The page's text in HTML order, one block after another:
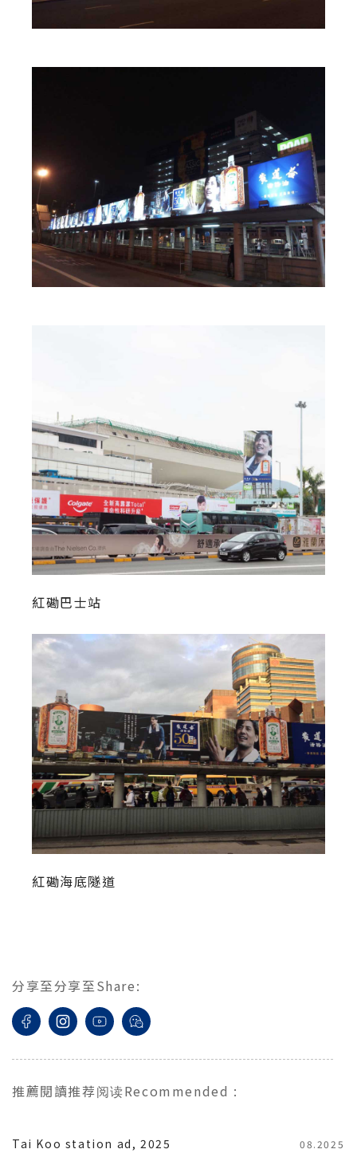
紅磡巴士站
紅磡海底隧道
分享至分享至Share:
推薦閱讀推荐阅读Recommended :
Tai Koo station ad, 2025 08.2025